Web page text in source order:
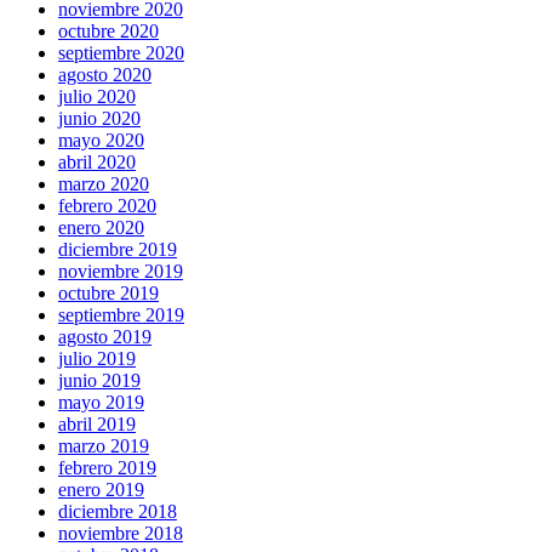
noviembre 2020
octubre 2020
septiembre 2020
agosto 2020
julio 2020
junio 2020
mayo 2020
abril 2020
marzo 2020
febrero 2020
enero 2020
diciembre 2019
noviembre 2019
octubre 2019
septiembre 2019
agosto 2019
julio 2019
junio 2019
mayo 2019
abril 2019
marzo 2019
febrero 2019
enero 2019
diciembre 2018
noviembre 2018